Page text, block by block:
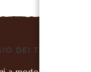
DEI TUOI SOGNI